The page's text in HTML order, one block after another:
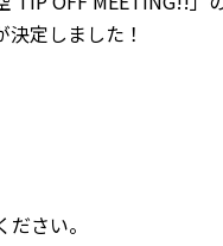
定しました！
さい。